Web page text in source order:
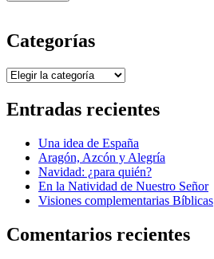
Categorías
Categorías
Entradas recientes
Una idea de España
Aragón, Azcón y Alegría
Navidad: ¿para quién?
En la Natividad de Nuestro Señor
Visiones complementarias Bíblicas
Comentarios recientes